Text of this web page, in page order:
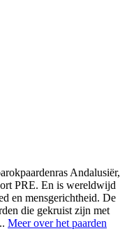
Andalusiër,
PRE. En is wereldwijd
en mensgerichtheid. De
die gekruist zijn met
Meer over het paarden